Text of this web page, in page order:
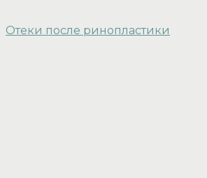
Отеки после ринопластики